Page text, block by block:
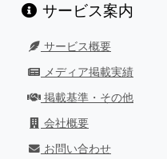
サービス案内
サービス概要
メディア掲載実績
掲載基準・その他
会社概要
お問い合わせ